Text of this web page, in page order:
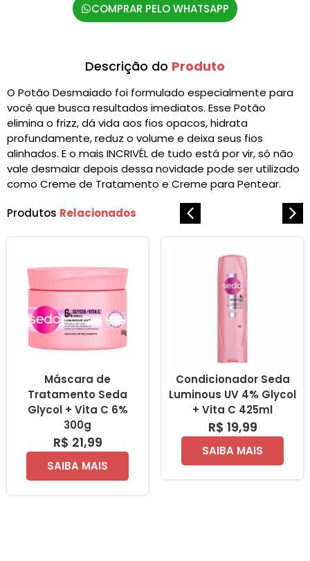
COMPRAR PELO WHATSAPP
Descrição do Produto
O Potão Desmaiado foi formulado especialmente para
você que busca resultados imediatos. Esse Potão
elimina o frizz, dá vida aos fios opacos, hidrata
profundamente, reduz o volume e deixa seus fios
alinhados. E o mais INCRIVÉL de tudo está por vir, só não
vale desmaiar depois dessa novidade pode ser utilizado
como Creme de Tratamento e Creme para Pentear.
Produtos Relacionados
Máscara de
Tratamento Seda
Glycol + Vita C 6%
300g
R$ 21,99
SAIBA MAIS
Condicionador Seda
Luminous UV 4% Glycol
+ Vita C 425ml
R$ 19,99
SAIBA MAIS